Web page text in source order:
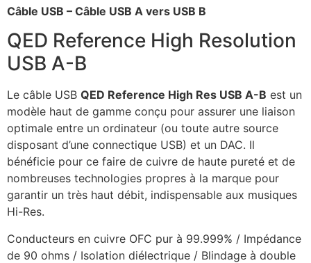
Câble USB – Câble USB A vers USB B
QED Reference High Resolution
USB A-B
Le câble USB QED Reference High Res USB A-B est un
modèle haut de gamme conçu pour assurer une liaison
optimale entre un ordinateur (ou toute autre source
disposant d’une connectique USB) et un DAC. Il
bénéficie pour ce faire de cuivre de haute pureté et de
nombreuses technologies propres à la marque pour
garantir un très haut débit, indispensable aux musiques
Hi-Res.
Conducteurs en cuivre OFC pur à 99.999% / Impédance
de 90 ohms / Isolation diélectrique / Blindage à double